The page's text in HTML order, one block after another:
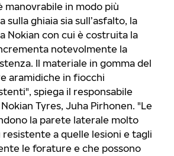
manovrabile in modo più
sulla ghiaia sia sull’asfalto, la
Nokian con cui è costruita la
notevolmente la
Il materiale in gomma del
aramidiche in fiocchi
spiega il responsabile
Tyres, Juha Pirhonen. "Le
la parete laterale molto
a quelle lesioni e tagli
le forature e che possono